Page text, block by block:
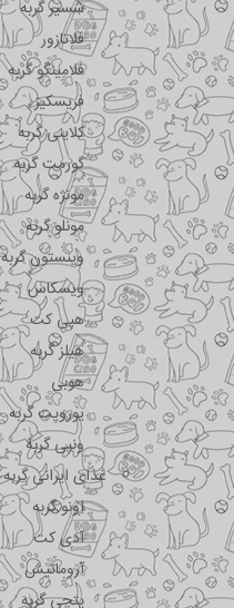
شسیر گربه
فلاتازور
فلامینگو گربه
فریسکیز
کلاینی گربه
گورمت گربه
مونژه گربه
مونلو گربه
وینستون گربه
ویسکاس
هپی کت
هیلز گربه
هوبی
یوروپت گربه
ونپی گربه
غذای ایرانی گربه
اونو گربه
آدی کت
آروماتیش
پتچی گربه